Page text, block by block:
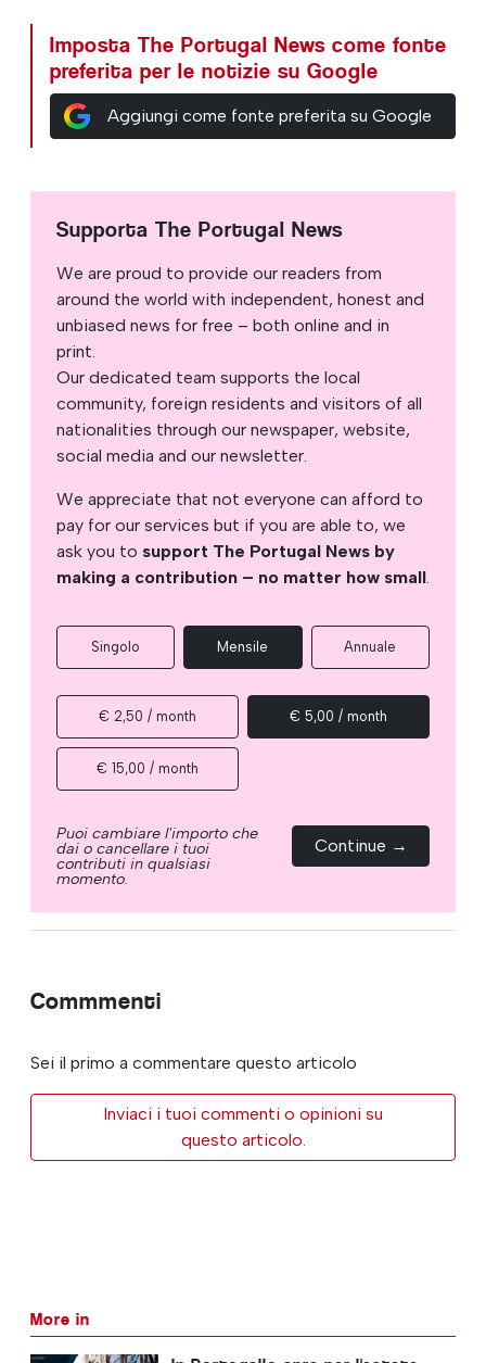
Imposta The Portugal News come fonte
preferita per le notizie su Google
Aggiungi come fonte preferita su Google
Supporta The Portugal News
We are proud to provide our readers from
around the world with independent, honest and
unbiased news for free – both online and in
print.
Our dedicated team supports the local
community, foreign residents and visitors of all
nationalities through our newspaper, website,
social media and our newsletter.
We appreciate that not everyone can afford to
pay for our services but if you are able to, we
ask you to support The Portugal News by
making a contribution – no matter how small.
Singolo Mensile Annuale
€ 2,50 / month € 5,00 / month
€ 15,00 / month
Puoi cambiare l'importo che
dai o cancellare i tuoi
contributi in qualsiasi
momento.
Continue →
Commmenti
Sei il primo a commentare questo articolo
Inviaci i tuoi commenti o opinioni su
questo articolo.
More in